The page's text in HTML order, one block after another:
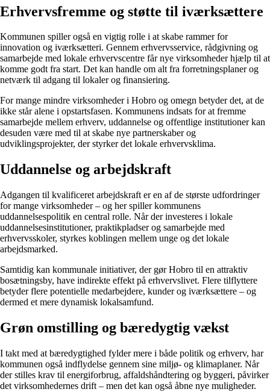
Erhvervsfremme og støtte til iværksættere
Kommunen spiller også en vigtig rolle i at skabe rammer for
innovation og iværksætteri. Gennem erhvervsservice, rådgivning og
samarbejde med lokale erhvervscentre får nye virksomheder hjælp til at
komme godt fra start. Det kan handle om alt fra forretningsplaner og
netværk til adgang til lokaler og finansiering.
For mange mindre virksomheder i Hobro og omegn betyder det, at de
ikke står alene i opstartsfasen. Kommunens indsats for at fremme
samarbejde mellem erhverv, uddannelse og offentlige institutioner kan
desuden være med til at skabe nye partnerskaber og
udviklingsprojekter, der styrker det lokale erhvervsklima.
Uddannelse og arbejdskraft
Adgangen til kvalificeret arbejdskraft er en af de største udfordringer
for mange virksomheder – og her spiller kommunens
uddannelsespolitik en central rolle. Når der investeres i lokale
uddannelsesinstitutioner, praktikpladser og samarbejde med
erhvervsskoler, styrkes koblingen mellem unge og det lokale
arbejdsmarked.
Samtidig kan kommunale initiativer, der gør Hobro til en attraktiv
bosætningsby, have indirekte effekt på erhvervslivet. Flere tilflyttere
betyder flere potentielle medarbejdere, kunder og iværksættere – og
dermed et mere dynamisk lokalsamfund.
Grøn omstilling og bæredygtig vækst
I takt med at bæredygtighed fylder mere i både politik og erhverv, har
kommunen også indflydelse gennem sine miljø- og klimaplaner. Når
der stilles krav til energiforbrug, affaldshåndtering og byggeri, påvirker
det virksomhedernes drift – men det kan også åbne nye muligheder.